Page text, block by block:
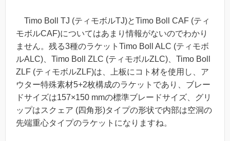
Timo Boll TJ (ティモボルTJ)とTimo Boll CAF (ティ
モボルCAF)についてはあまり情報がないのでわかり
ません。残る3種のラケットTimo Boll ALC (ティモボ
ルALC)、Timo Boll ZLC (ティモボルZLC)、Timo Boll
ZLF (ティモボルZLF)は、上板にコト材を使用し、ア
ウター特殊素材5+2枚構成のラケットであり、ブレー
ドサイズは157×150 mmの標準ブレードサイズ、グリ
ップはスクェア (四角形)タイプの形状で内部は空洞の
先端重心タイプのラケットになりますね。